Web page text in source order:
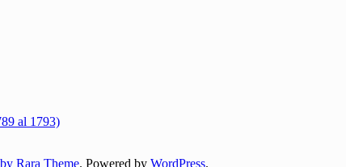
al 1793)
Rara Theme. Powered by WordPress.